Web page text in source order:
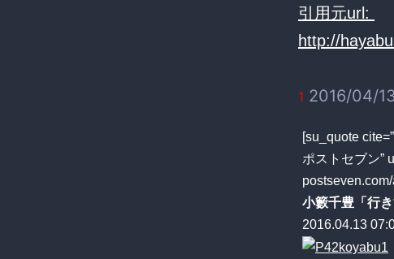
引用元url:
http://
1 2016/04/
[su_quote
ポストセブン”
小籔千豊「行
2016.04.13